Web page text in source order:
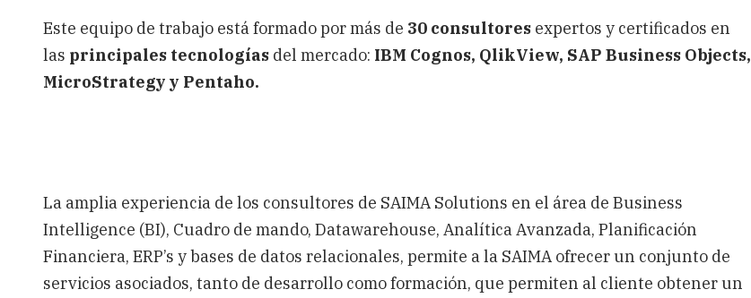
Este equipo de trabajo está formado por más de 30 consultores expertos y certificados en
las principales tecnologías del mercado: IBM Cognos, QlikView, SAP Business Objects,
MicroStrategy y Pentaho.
La amplia experiencia de los consultores de SAIMA Solutions en el área de Business
Intelligence (BI), Cuadro de mando, Datawarehouse, Analítica Avanzada, Planificación
Financiera, ERP’s y bases de datos relacionales, permite a la SAIMA ofrecer un conjunto de
servicios asociados, tanto de desarrollo como formación, que permiten al cliente obtener un